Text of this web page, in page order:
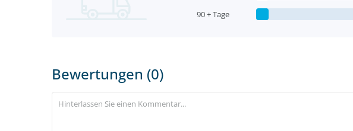
90 + Tage
Bewertungen (0)